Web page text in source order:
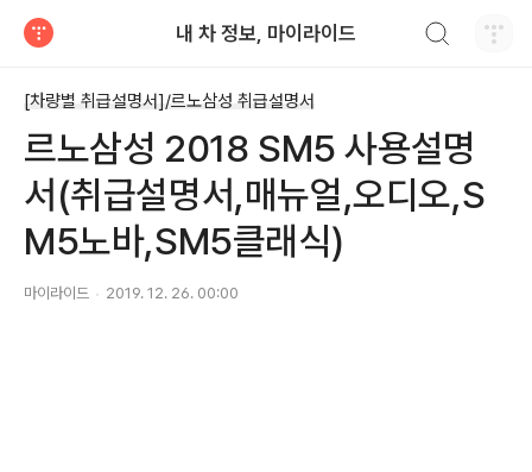
내 차 정보, 마이라이드
[차량별 취급설명서]/르노삼성 취급설명서
르노삼성 2018 SM5 사용설명
서(취급설명서,매뉴얼,오디오,S
M5노바,SM5클래식)
마이라이드 2019. 12. 26. 00:00